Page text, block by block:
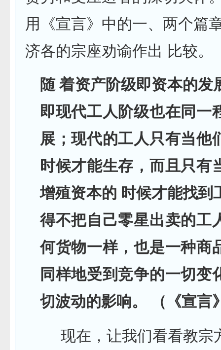
用《宣言》中的一、两个篇
济各的宗座劝谕作出 比较。
随 着资产阶级即资本的发
即现代工人阶级也在同一
展；现代的工人只有当他
时候才能生存，而且只有
增殖资本的 时候才能找到
得不把自己零星出卖的工
何货物一样，也是一种商
同样地受到竞争的一切变
切波动的影响。 （《宣言
现在，让我们看看教宗